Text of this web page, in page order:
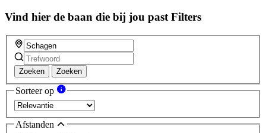
field
Vind hier de baan die bij jou past Filters
Zoeken Zoeken
Sorteer op
Afstanden